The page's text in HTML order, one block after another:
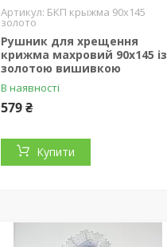
БКП крыжма 90х145
золото
Рушник для хрещення
крижма махровий 90х145 із
золотою вишивкою
В наявності
579 ₴
Купити